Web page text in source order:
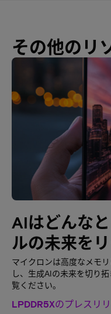
その他のリ
AIはどんな
ルの未来を
マイクロンは高度なメモ
し、生成AIの未来を切り
覧ください。
LPDDR5Xのプレスリ